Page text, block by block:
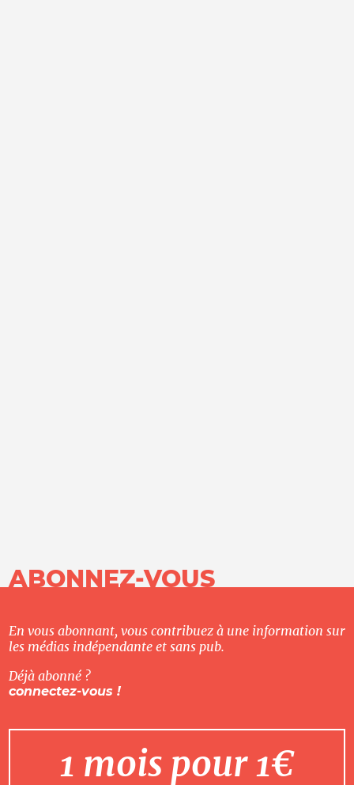
ABONNEZ-VOUS
En vous abonnant, vous contribuez à une information sur
les médias indépendante et sans pub.
Déjà abonné ?
connectez-vous !
1 mois pour 1€